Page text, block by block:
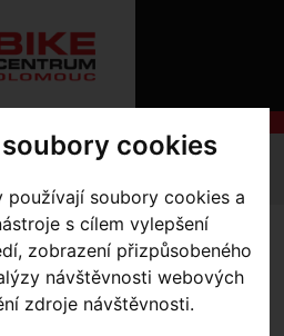
cookies
používají soubory cookies a
s cílem vylepšení
zobrazení přizpůsobeného
návštěvnosti webových
zdroje návštěvnosti.
NÁSO
SLUŽBY
REGISTRACE
ZTRATILI
kolo
Zámky
BK
6210/75